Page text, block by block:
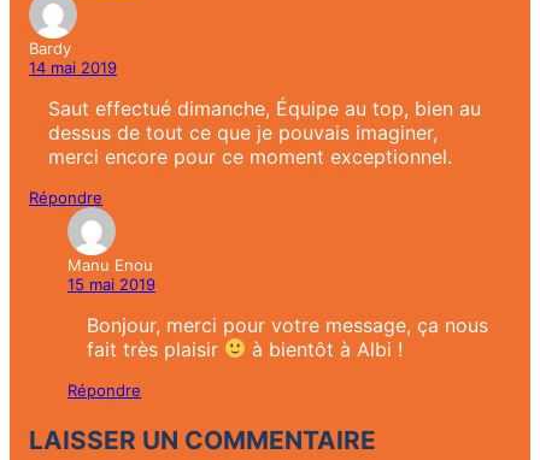
Bardy
14 mai 2019
Saut effectué dimanche, Équipe au top, bien au
dessus de tout ce que je pouvais imaginer,
merci encore pour ce moment exceptionnel.
Répondre
Manu Enou
15 mai 2019
Bonjour, merci pour votre message, ça nous
fait très plaisir
à bientôt à Albi !
Répondre
LAISSER UN COMMENTAIRE